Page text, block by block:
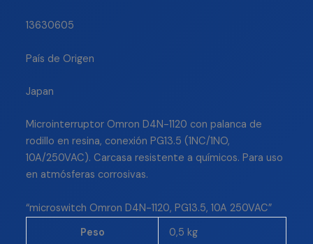
13630605
País de Origen
Japan
Microinterruptor Omron D4N-1120 con palanca de
rodillo en resina, conexión PG13.5 (1NC/1NO,
10A/250VAC). Carcasa resistente a químicos. Para uso
en atmósferas corrosivas.
“microswitch Omron D4N-1120, PG13.5, 10A 250VAC”
Peso
0,5 kg